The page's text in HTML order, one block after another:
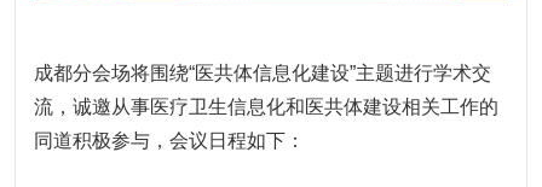
成都分会场将围绕“医共体信息化建设”主题进行学术交
流，诚邀从事医疗卫生信息化和医共体建设相关工作的
同道积极参与， 会议日程如下：